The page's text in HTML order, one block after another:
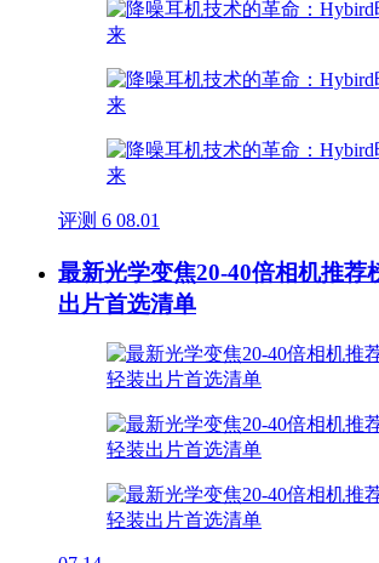
评测 6 08.01
最新光学变焦20-40倍相机推荐
出片首选清单